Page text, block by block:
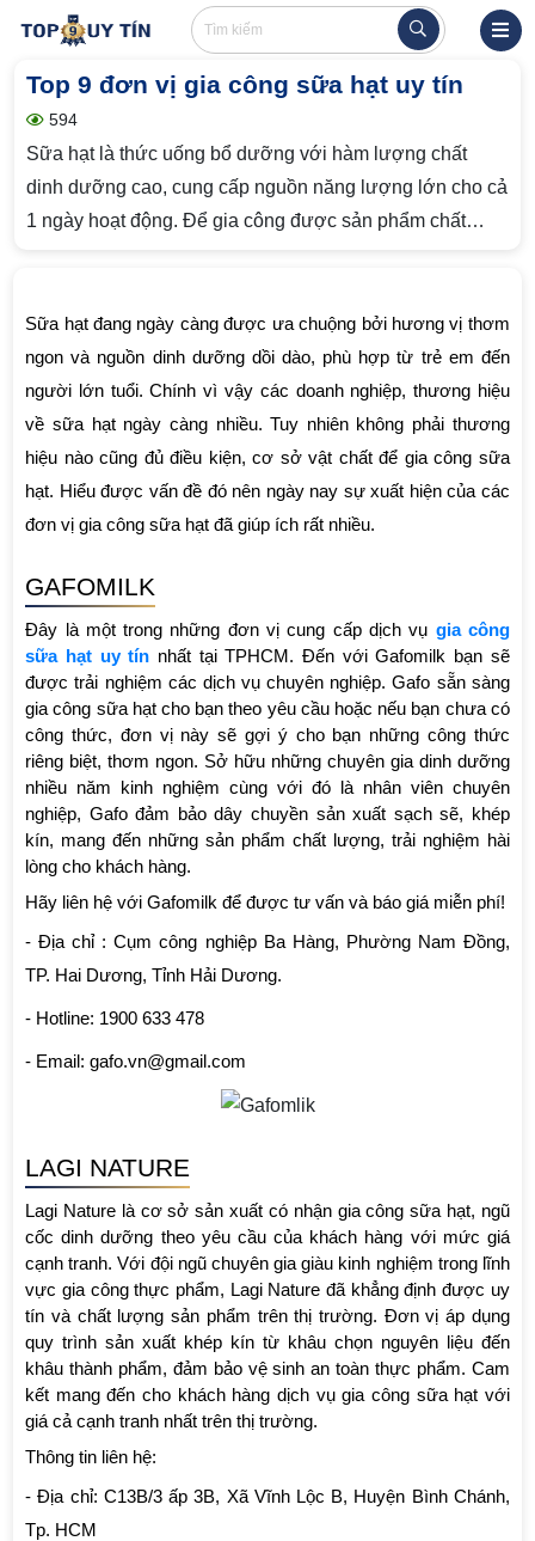
Top 9 đơn vị gia công sữa hạt uy tín
594
Sữa hạt là thức uống bổ dưỡng với hàm lượng chất
dinh dưỡng cao, cung cấp nguồn năng lượng lớn cho cả
1 ngày hoạt động. Để gia công được sản phẩm chất
tín.
Sữa hạt đang ngày càng được ưa chuộng bởi hương vị thơm
ngon và nguồn dinh dưỡng dồi dào, phù hợp từ trẻ em đến
người lớn tuổi. Chính vì vậy các doanh nghiệp, thương hiệu
về sữa hạt ngày càng nhiều. Tuy nhiên không phải thương
hiệu nào cũng đủ điều kiện, cơ sở vật chất để gia công sữa
hạt. Hiểu được vấn đề đó nên ngày nay sự xuất hiện của các
đơn vị gia công sữa hạt đã giúp ích rất nhiều.
GAFOMILK
Đây là một trong những đơn vị cung cấp dịch vụ gia công
sữa hạt uy tín nhất tại TPHCM. Đến với Gafomilk bạn sẽ
được trải nghiệm các dịch vụ chuyên nghiệp. Gafo sẵn sàng
gia công sữa hạt cho bạn theo yêu cầu hoặc nếu bạn chưa có
công thức, đơn vị này sẽ gợi ý cho bạn những công thức
riêng biệt, thơm ngon. Sở hữu những chuyên gia dinh dưỡng
nhiều năm kinh nghiệm cùng với đó là nhân viên chuyên
nghiệp, Gafo đảm bảo dây chuyền sản xuất sạch sẽ, khép
kín, mang đến những sản phẩm chất lượng, trải nghiệm hài
lòng cho khách hàng.
Hãy liên hệ với Gafomilk để được tư vấn và báo giá miễn phí!
- Địa chỉ : Cụm công nghiệp Ba Hàng, Phường Nam Đồng,
TP. Hai Dương, Tỉnh Hải Dương.
- Hotline: 1900 633 478
- Email: gafo.vn@gmail.com
LAGI NATURE
Lagi Nature là cơ sở sản xuất có nhận gia công sữa hạt, ngũ
cốc dinh dưỡng theo yêu cầu của khách hàng với mức giá
cạnh tranh. Với đội ngũ chuyên gia giàu kinh nghiệm trong lĩnh
vực gia công thực phẩm, Lagi Nature đã khẳng định được uy
tín và chất lượng sản phẩm trên thị trường. Đơn vị áp dụng
quy trình sản xuất khép kín từ khâu chọn nguyên liệu đến
khâu thành phẩm, đảm bảo vệ sinh an toàn thực phẩm. Cam
kết mang đến cho khách hàng dịch vụ gia công sữa hạt với
giá cả cạnh tranh nhất trên thị trường.
Thông tin liên hệ:
- Địa chỉ: C13B/3 ấp 3B, Xã Vĩnh Lộc B, Huyện Bình Chánh,
Tp. HCM